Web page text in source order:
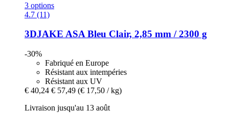
3 options
4.7 (11)
3DJAKE ASA Bleu Clair, 2,85 mm / 2300 g
-30%
Fabriqué en Europe
Résistant aux intempéries
Résistant aux UV
€ 40,24 € 57,49 (€ 17,50 / kg)
Livraison jusqu'au 13 août